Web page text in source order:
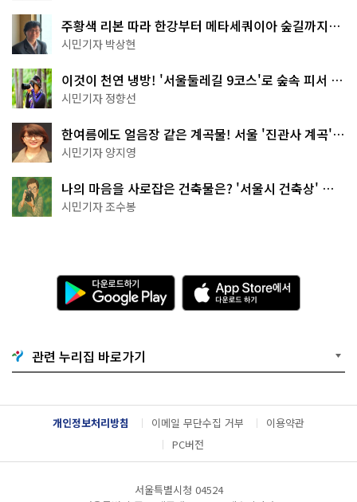
주황색 리본 따라 한강부터 메타세쿼이아 숲길까지…
서울둘레길 15코스
시민기자 박상현
이것이 천연 냉방! '서울둘레길 9코스'로 숲속 피서 떠
나볼까
시민기자 정향선
한여름에도 얼음장 같은 계곡물! 서울 '진관사 계곡'이
천국이네~
시민기자 양지영
나의 마음을 사로잡은 건축물은? '서울시 건축상' 수
상작 공개!
시민기자 조수봉
다
운
로
기
G
o
g
l
e
A
p
p
e
서
다
운
관련 누리집 바로가기
개인정보처리방침 이메일 무단수집 거부
이용약관
PC버전
서울특별시청 04524